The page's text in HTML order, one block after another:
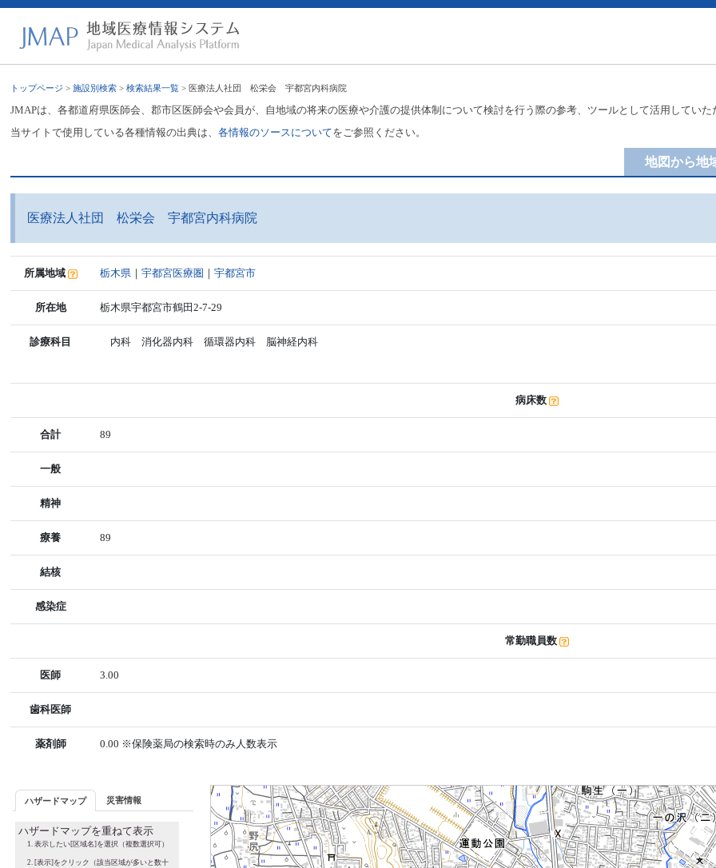
トップページ >施設別検索 >検索結果一覧 > 医療法人社団 松栄会 宇都宮内科病院
JMAPは、各都道府県医師会、郡市区医師会や会員が、自地域の将来の医療や介護の提供体制について検討を行う際の参考、ツールとして活用してい
当サイトで使用している各種情報の出典は、各情報のソースについてをご参照ください。
地図から地
医療法人社団 松栄会 宇都宮内科病院
所属地域 栃木県 ｜宇都宮医療圏 ｜宇都宮市
所在地 栃木県宇都宮市鶴田2-7-29
診療科目 内科 消化器内科 循環器内科 脳神経内科
病床数
合計 89
一般
精神
療養 89
結核
感染症
常勤職員数
医師 3.00
歯科医師
薬剤師 0.00 ※保険薬局の検索時のみ人数表示
ハザードマップ 災害情報
ハザードマップを重ねて表示
表示したい[区域名]を選択（複数選択可）
[表示]をクリック（該当区域が多いと数十